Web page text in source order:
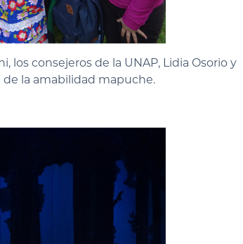
los consejeros de la UNAP, Lidia Osorio y
la amabilidad mapuche.